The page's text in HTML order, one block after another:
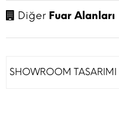
Diğer Fuar Alanları
SHOWROOM TASARIMI